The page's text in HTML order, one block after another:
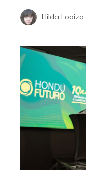
Hilda Loaiza